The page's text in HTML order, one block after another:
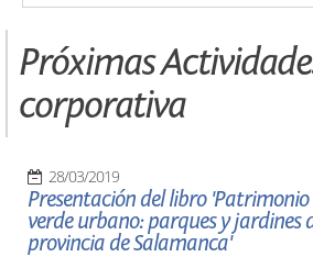
Próximas
corporativa
28/03/2019
Presentación del libro 'Patrimonio
verde urbano: parques y jardines
provincia de Salamanca'